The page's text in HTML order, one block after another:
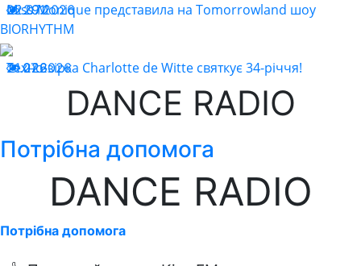
22.07.2026
291
Miss Monique представила на Tomorrowland шоу
BIORHYTHM
21.07.2026
226
Техно-зірка Charlotte de Witte святкує 34-річчя!
DANCE RADIO
Потрібна допомога
DANCE RADIO
Потрібна допомога